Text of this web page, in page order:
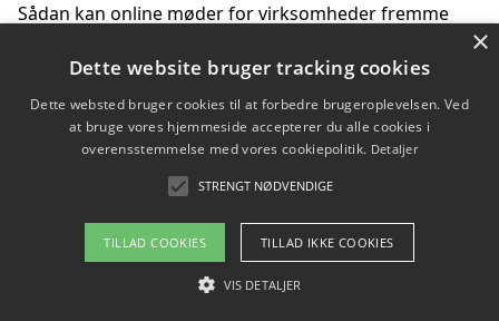
Sådan kan online møder for virksomheder fremme
Copyright 2026 - Pilanto Aps
Om / kontakt
×
Dette website bruger tracking cookies
Dette websted bruger cookies til at forbedre brugeroplevelsen. Ved
at bruge vores hjemmeside accepterer du alle cookies i
overensstemmelse med vores cookiepolitik. Detaljer
STRENGT NØDVENDIGE
TILLAD COOKIES TILLAD IKKE COOKIES
VIS DETALJER